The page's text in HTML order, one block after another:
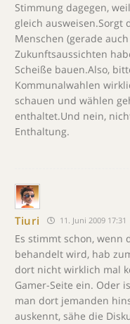
Stimmung dagegen,
gleich ausweisen.Sorgt
Menschen (gerade
Zukunftsaussichten
Scheiße bauen.Also,
Kommunalwahlen
schauen und wählen
enthaltet.Und nein,
Enthaltung.
Tiuri 11. Juni 2009 17:31
Es stimmt schon, wenn
behandelt wird, hab
dort nicht wirklich mal
Gamer-Seite ein. Oder
man dort jemanden
auskennt, sähe die